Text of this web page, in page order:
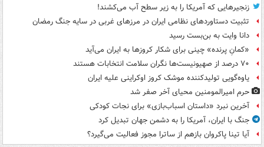
زنجیرهایی که آمریکا را به زیر سطح آب می‌کشند!
تثبیت دستاوردهای نظامی ایران در مرزهای غربی در سایه جنگ رمضان
دانا وایت به بن‌بست رسید
«کمانِ پرنده» چینی برای شکار کروزها به ایران می‌آید
۷۰ درصد از صهیونیست‌ها نگران سلامت انتخابات هستند
یاوه‌گویی تولیدکننده موشک کروز اوکراینی علیه ایران
حرم امیرالمومنین محیای آخر صفر شد
آخرین نبرد «داستان اسباب‌بازی» برای نجات کودکی
جنگ با ایران، آمریکا را به دشمن جهان تبدیل کرد
آیا تینا پاکروان بازهم از ساترا مجوز فعالیت می‌گیرد؟